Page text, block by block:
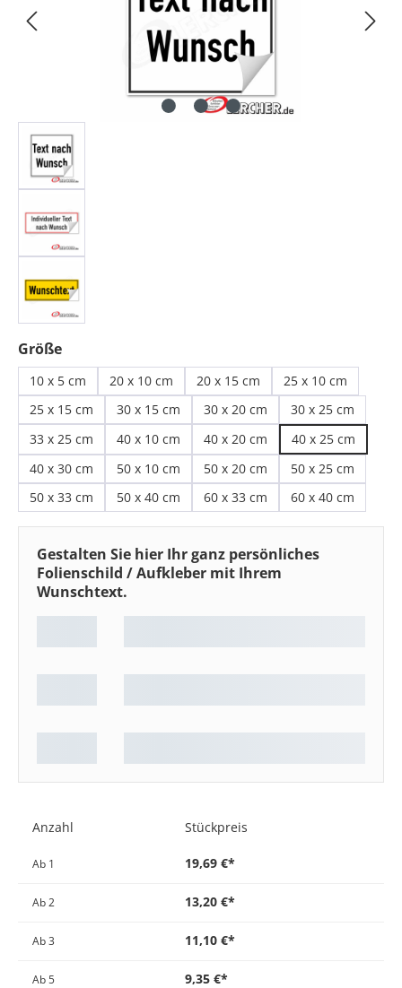
Größeauswählen
10 x 5 cm 20 x 10 cm 20 x 15 cm
25 x 10 cm
25 x 15 cm
30 x 15 cm 30 x 20 cm
30 x 25 cm
33 x 25 cm
40 x 10 cm 40 x 20 cm
40 x 25 cm
40 x 30 cm
50 x 10 cm 50 x 20 cm
50 x 25 cm
50 x 33 cm
50 x 40 cm 60 x 33 cm 60 x 40 cm
Gestalten Sie hier Ihr ganz persönliches
Folienschild / Aufkleber mit Ihrem
Wunschtext.
Anzahl Stückpreis
Ab 1 19,69 €*
Ab2 13,20 €*
Ab3 11,10 €*
Ab5 9,35 €*